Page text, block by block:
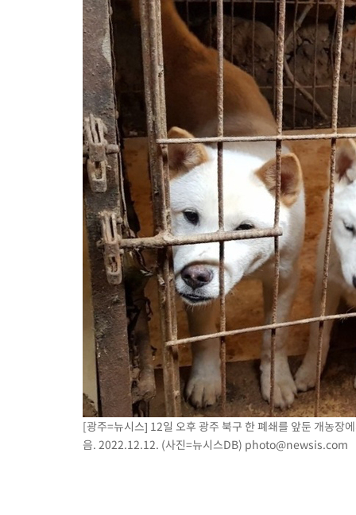
[광주=뉴시스] 12일 오후 광주 북구 한 폐쇄를 앞둔 개농장
음. 2022.12.12. (사진=뉴시스DB) photo@newsis.com